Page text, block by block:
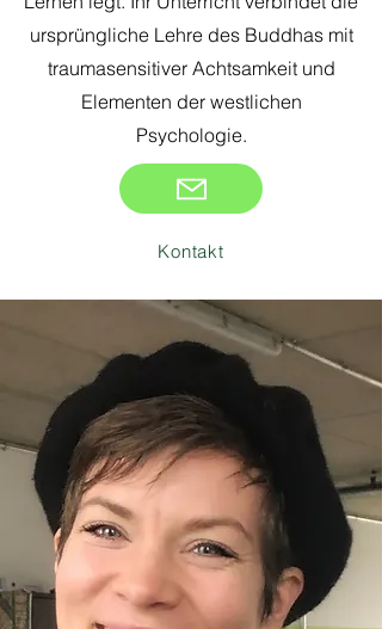
ursprüngliche Lehre des Buddhas mit
traumasensitiver Achtsamkeit und
Elementen der westlichen
Psychologie.
Kontakt